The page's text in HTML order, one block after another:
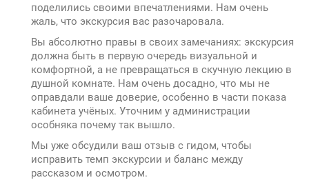
поделились своими впечатлениями. Нам очень
жаль, что экскурсия вас разочаровала.
Вы абсолютно правы в своих замечаниях: экскурсия
должна быть в первую очередь визуальной и
комфортной, а не превращаться в скучную лекцию в
душной комнате. Нам очень досадно, что мы не
оправдали ваше доверие, особенно в части показа
кабинета учёных. Уточним у администрации
особняка почему так вышло.
Мы уже обсудили ваш отзыв с гидом, чтобы
исправить темп экскурсии и баланс между
рассказом и осмотром.